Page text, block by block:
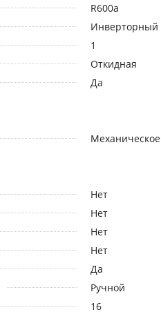
R600a
Инверторный
1
Откидная
Да
Механическое
Нет
Нет
Нет
Нет
Да
Ручной
16